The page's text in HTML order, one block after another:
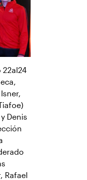
22al24
Denis
Rafael